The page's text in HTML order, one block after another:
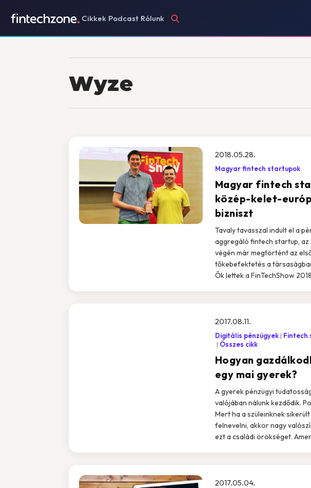
Cikkek Podcast Rólunk
Wyze
Magyar fintech
közép-kelet-
bizniszt
2018.05.28.
Magyar fintech startupok
Tavaly tavasszal indult el a
aggregáló fintech startup, az
végén már megtörtént az
tőkebefektetés a
Ők lettek a FinTechShow
Hogyan
egy mai gyerek?
2017.08.11.
Digitális pénzügyek
Fintech
Összes cikk
A gyerek pénzügyi
valójában nálunk kezdődik.
Mert ha a szüleinknek
felnevelni, akkor nagy
ezt a családi örökséget.
2017.05.04.